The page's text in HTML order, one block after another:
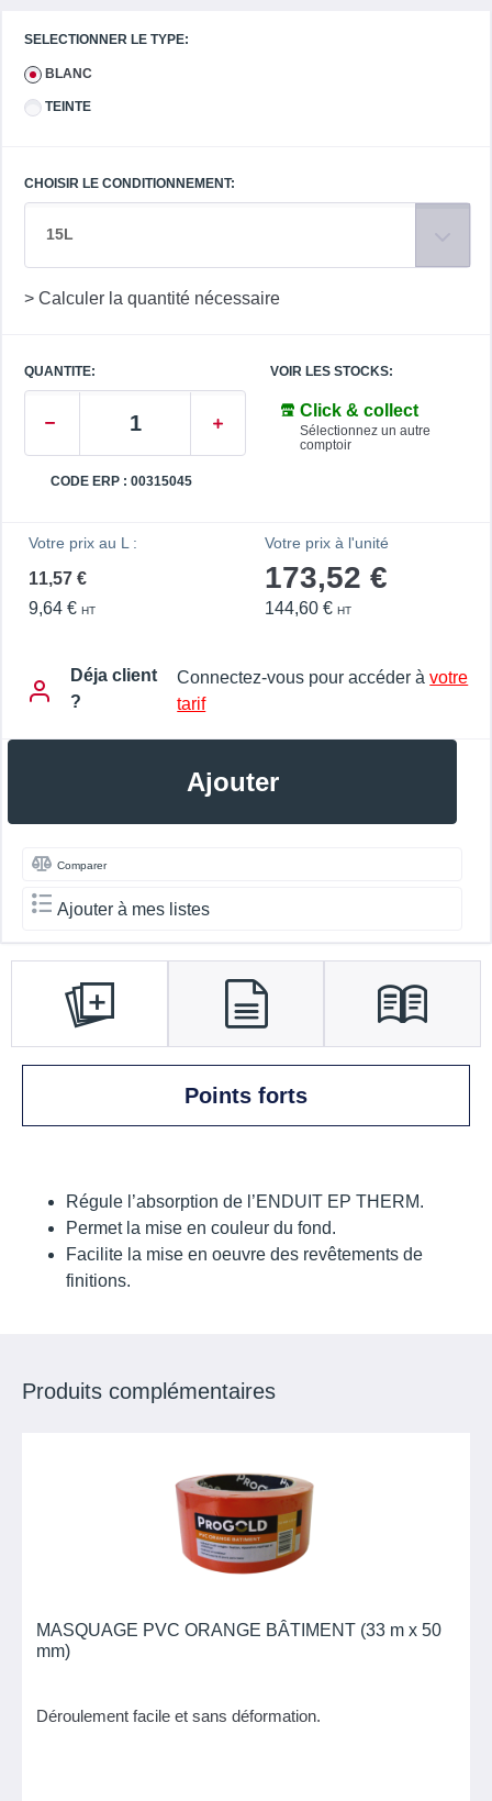
SELECTIONNER LE TYPE:
BLANC
TEINTE
CHOISIR LE CONDITIONNEMENT:
15L
> Calculer la quantité nécessaire
QUANTITE:
CODE ERP : 00315045
VOIR LES STOCKS:
Click & collect
Sélectionnez un autre
comptoir
Votre prix au L :
11,57 €
9,64 € HT
Votre prix à l'unité
173,52 €
144,60 € HT
Déja client
?
Connectez-vous pour accéder àvotre
tarif
Ajouter
Comparer
Ajouter à mes listes
Points forts
Régule l’absorption de l’ENDUIT EP THERM.
Permet la mise en couleur du fond.
Facilite la mise en oeuvre des revêtements de
finitions.
Produits complémentaires
MASQUAGE PVC ORANGE BÂTIMENT (33 m x 50
mm)
Déroulement facile et sans déformation.